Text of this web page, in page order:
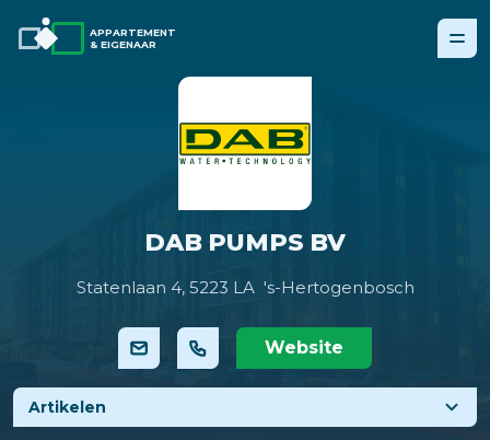
APPARTEMENT
& EIGENAAR
DAB PUMPS BV
Statenlaan 4, 5223 LA 's-Hertogenbosch
Website
Artikelen